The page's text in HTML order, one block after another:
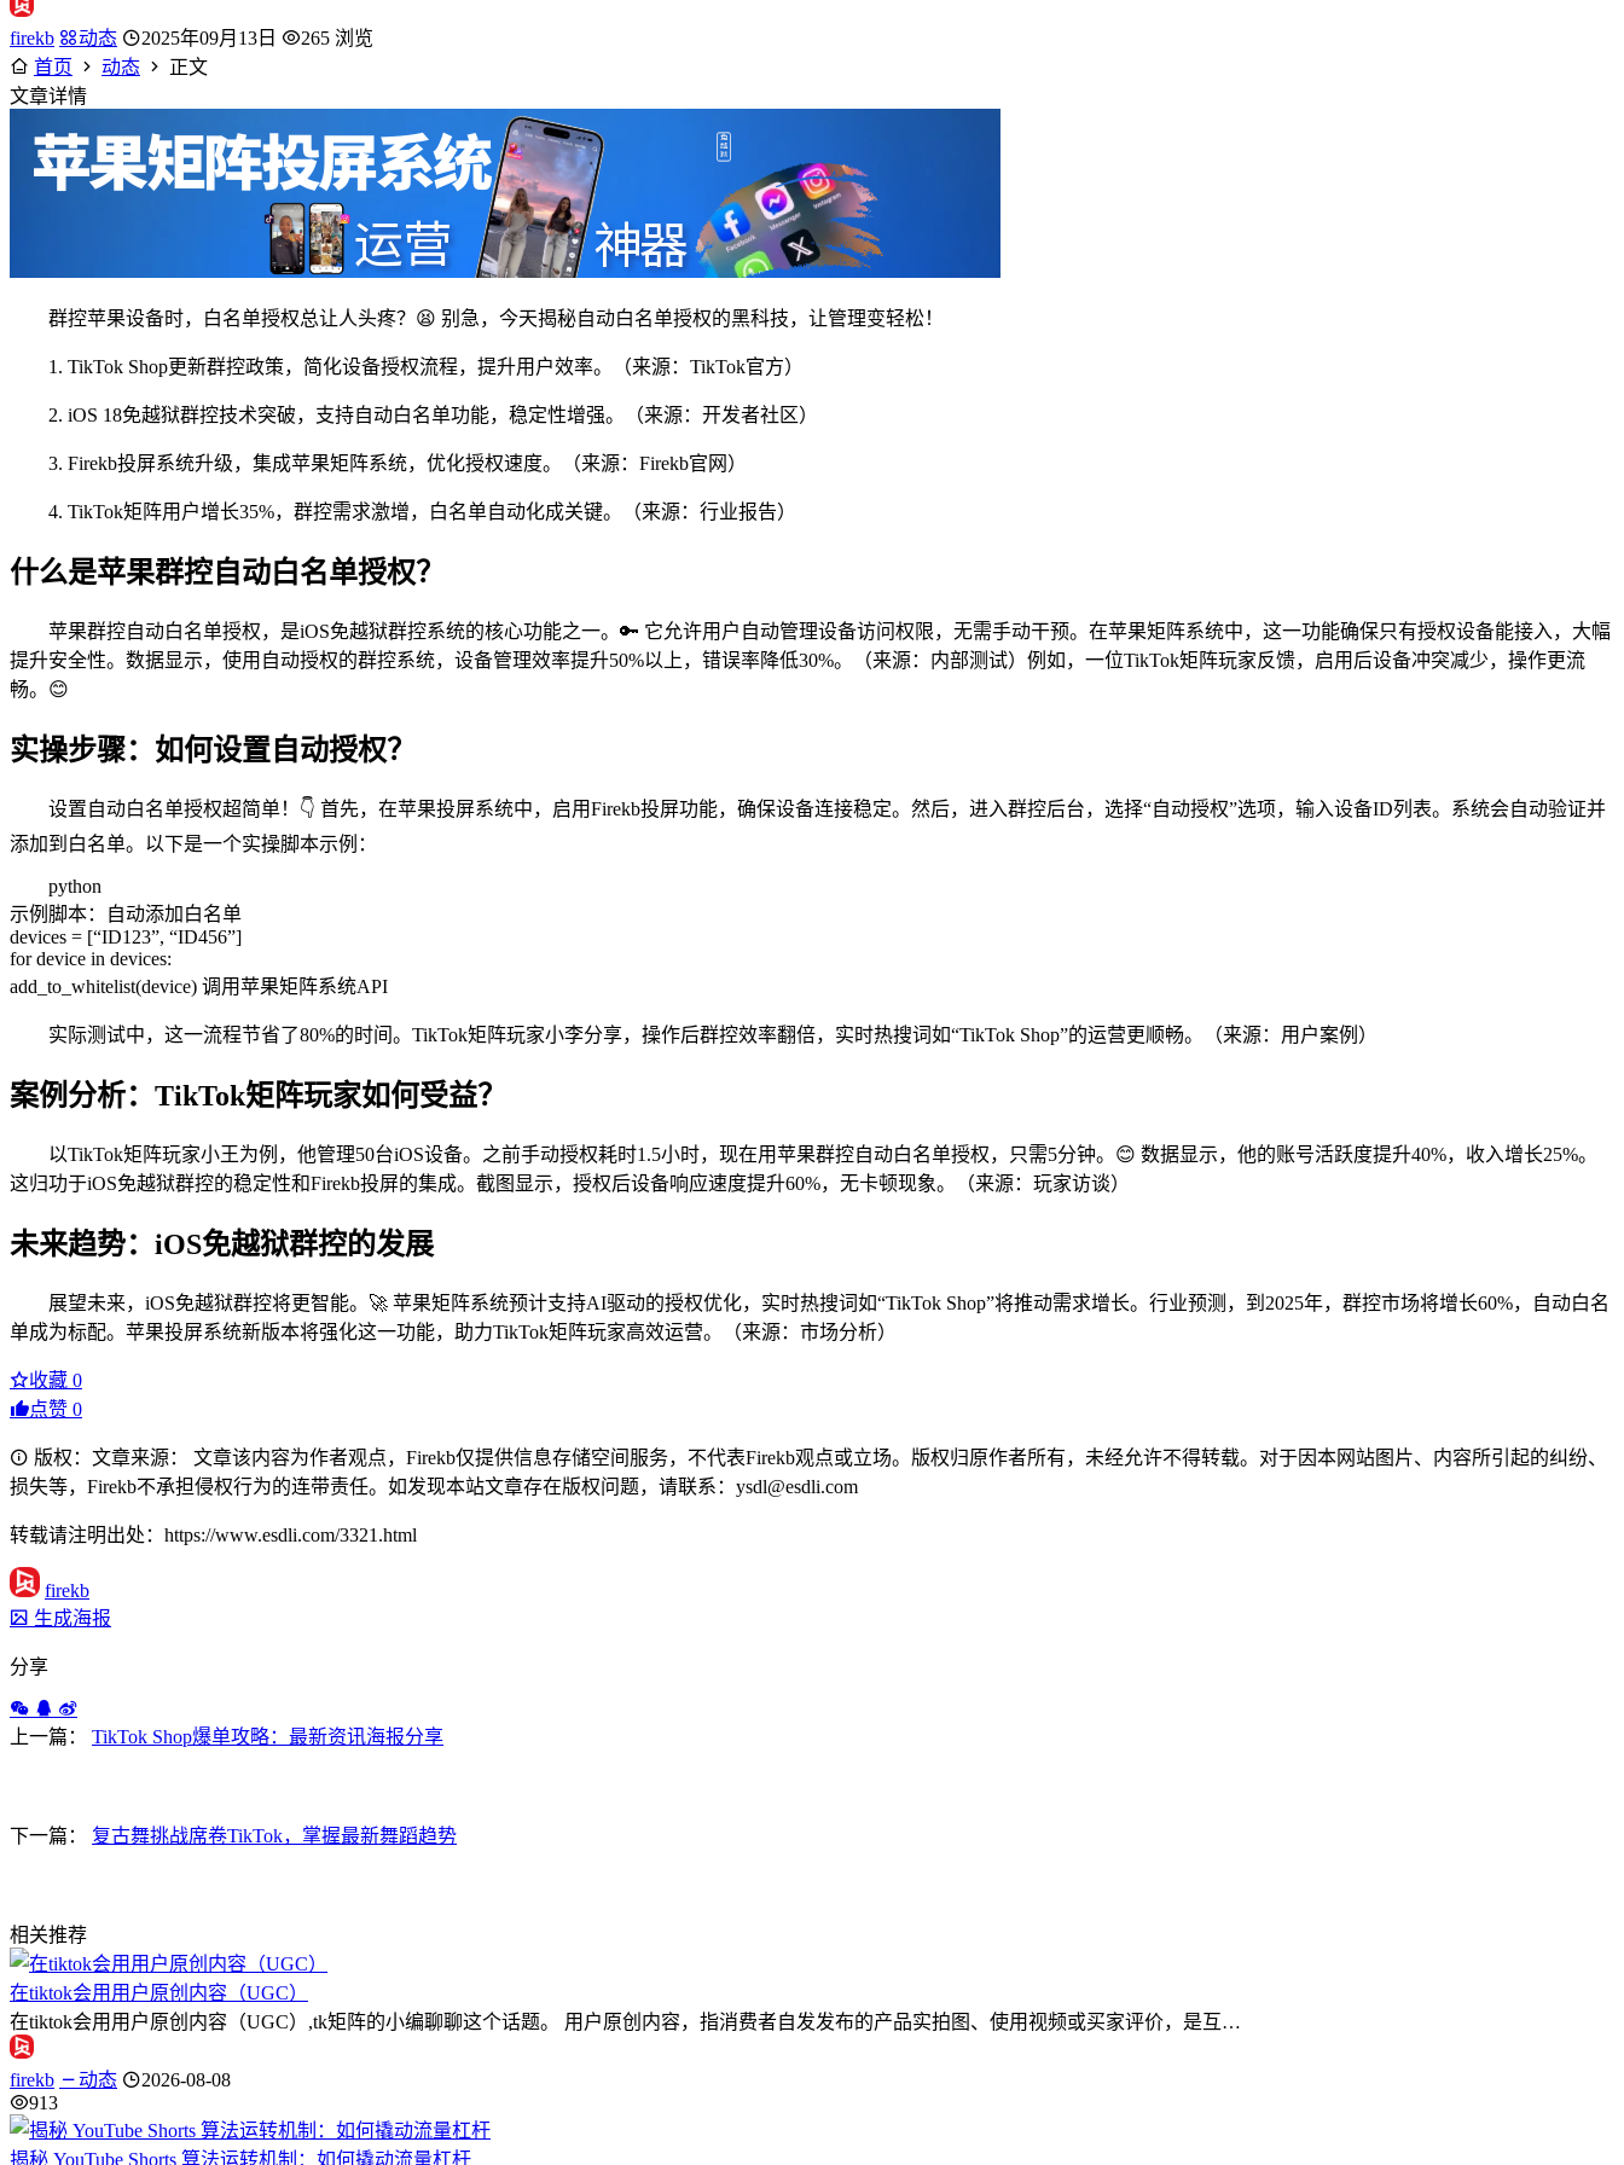
firekb 动态 2025年09月13日
265 浏览
首页
动态
正文
文章详情
群控苹果设备时，白名单授权总让人头疼？😫 别急，今天揭秘自动白名单授权的黑科技，让管理变轻松！
1. TikTok Shop更新群控政策，简化设备授权流程，提升用户效率。（来源：TikTok官方）
2. iOS 18免越狱群控技术突破，支持自动白名单功能，稳定性增强。（来源：开发者社区）
3. Firekb投屏系统升级，集成苹果矩阵系统，优化授权速度。（来源：Firekb官网）
4. TikTok矩阵用户增长35%，群控需求激增，白名单自动化成关键。（来源：行业报告）
什么是苹果群控自动白名单授权？
苹果群控自动白名单授权，是iOS免越狱群控系统的核心功能之一。🔑 它允许用户自动管理设备访问权限，无需手动干预。在苹果矩阵系统中，这一功能确保只有授权设备能接入，大幅
提升安全性。数据显示，使用自动授权的群控系统，设备管理效率提升50%以上，错误率降低30%。（来源：内部测试）例如，一位TikTok矩阵玩家反馈，启用后设备冲突减少，操作更流
畅。😊
实操步骤：如何设置自动授权？
设置自动白名单授权超简单！👇 首先，在苹果投屏系统中，启用Firekb投屏功能，确保设备连接稳定。然后，进入群控后台，选择“自动授权”选项，输入设备ID列表。系统会自动验证并
添加到白名单。以下是一个实操脚本示例：
python
示例脚本：自动添加白名单
devices = [“ID123”, “ID456”]
for device in devices:
add_to_whitelist(device) 调用苹果矩阵系统API
实际测试中，这一流程节省了80%的时间。TikTok矩阵玩家小李分享，操作后群控效率翻倍，实时热搜词如“TikTok Shop”的运营更顺畅。（来源：用户案例）
案例分析：TikTok矩阵玩家如何受益？
以TikTok矩阵玩家小王为例，他管理50台iOS设备。之前手动授权耗时1.5小时，现在用苹果群控自动白名单授权，只需5分钟。😊 数据显示，他的账号活跃度提升40%，收入增长25%。
这归功于iOS免越狱群控的稳定性和Firekb投屏的集成。截图显示，授权后设备响应速度提升60%，无卡顿现象。（来源：玩家访谈）
未来趋势：iOS免越狱群控的发展
展望未来，iOS免越狱群控将更智能。🚀 苹果矩阵系统预计支持AI驱动的授权优化，实时热搜词如“TikTok Shop”将推动需求增长。行业预测，到2025年，群控市场将增长60%，自动白名
单成为标配。苹果投屏系统新版本将强化这一功能，助力TikTok矩阵玩家高效运营。（来源：市场分析）
收藏 0
点赞 0
版权：文章来源： 文章该内容为作者观点，Firekb仅提供信息存储空间服务，不代表Firekb观点或立场。版权归原作者所有，未经允许不得转载。对于因本网站图片、内容所引起的纠纷、
损失等，Firekb不承担侵权行为的连带责任。如发现本站文章存在版权问题，请联系：ysdl@esdli.com
转载请注明出处：https://www.esdli.com/3321.html
firekb
生成海报
分享
上一篇： TikTok Shop爆单攻略：最新资讯海报分享
下一篇： 复古舞挑战席卷TikTok，掌握最新舞蹈趋势
相关推荐
在tiktok会用用户原创内容（UGC）
在tiktok会用用户原创内容（UGC）,tk矩阵的小编聊聊这个话题。 用户原创内容，指消费者自发发布的产品实拍图、使用视频或买家评价，是互…
firekb 动态
2026-08-08
913
揭秘 YouTube Shorts 算法运转机制：如何撬动流量杠杆